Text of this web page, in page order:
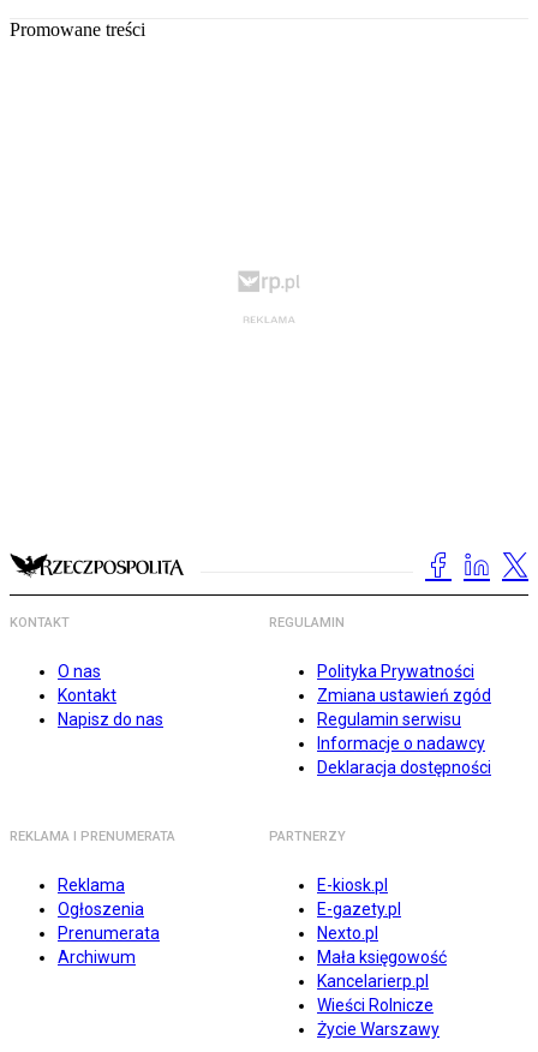
Promowane treści
KONTAKT
O nas
Kontakt
Napisz do nas
REGULAMIN
Polityka Prywatności
Zmiana ustawień zgód
Regulamin serwisu
Informacje o nadawcy
Deklaracja dostępności
REKLAMA I PRENUMERATA
Reklama
Ogłoszenia
Prenumerata
Archiwum
PARTNERZY
E-kiosk.pl
E-gazety.pl
Nexto.pl
Mała księgowość
Kancelarierp.pl
Wieści Rolnicze
Życie Warszawy